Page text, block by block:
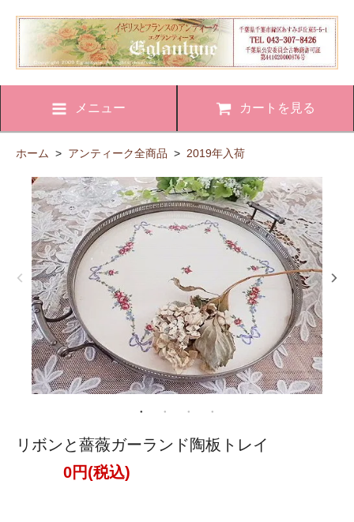
メニュー カートを見る
ホーム > アンティーク全商品 > 2019年入荷
リボンと薔薇ガーランド陶板トレイ
0円(税込)